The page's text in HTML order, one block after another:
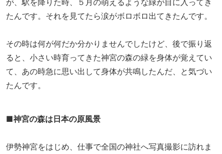
たんです。それを見てたら涙がボロボロ出てきたんです。
その時は何が何だか分かりませんでしたけど、後で振り返
ると、小さい時育ってきた神宮の森の緑を身体が覚えてい
て、あの時急に思い出して身体が共鳴したんだ、と気づい
たんです。
■神宮の森は日本の原風景
伊勢神宮をはじめ、仕事で全国の神社へ写真撮影に訪れま